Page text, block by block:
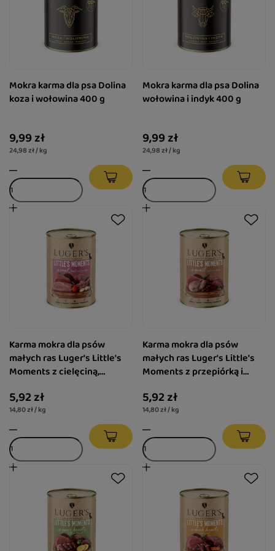
Mokra karma dla psa Dolina
koza i wołowina 400 g
9,99 zł
24,98 zł / kg
Mokra karma dla psa Dolina
wołowina i indyk 400 g
9,99 zł
24,98 zł / kg
Karma mokra dla psów
małych ras Luger's Little's
Moments z cielęciną,
g
5,92 zł
14,80 zł / kg
Karma mokra dla psów
małych ras Luger's Little's
Moments z przepiórką i
5,92 zł
14,80 zł / kg